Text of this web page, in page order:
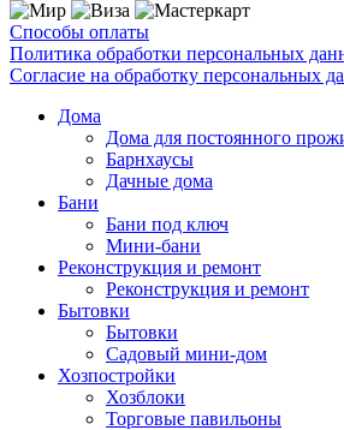
Способы оплаты
Политика обработки персональных
Согласие на обработку персональных
Дома
Дома для постоянного
Барнхаусы
Дачные дома
Бани
Бани под ключ
Мини-бани
Реконструкция и ремонт
Реконструкция и ремонт
Бытовки
Бытовки
Садовый мини-дом
Хозпостройки
Хозблоки
Торговые павильоны